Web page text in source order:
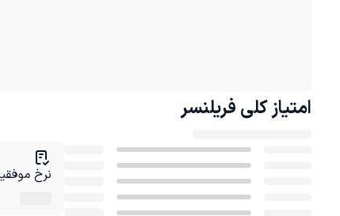
امتیاز کلی فریلنسر
نرخ